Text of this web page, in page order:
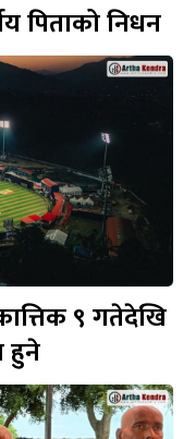
पिताको निधन
९ गतेदेखि
हुने